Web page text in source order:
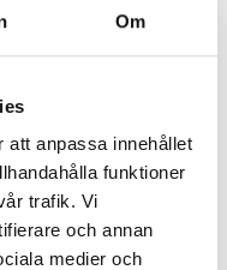
Om
att anpassa innehållet
funktioner
trafik. Vi
och annan
medier och
med Luleå
avloppssystem i